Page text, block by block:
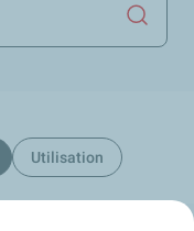
Utilisation